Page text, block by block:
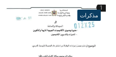
مذكرات